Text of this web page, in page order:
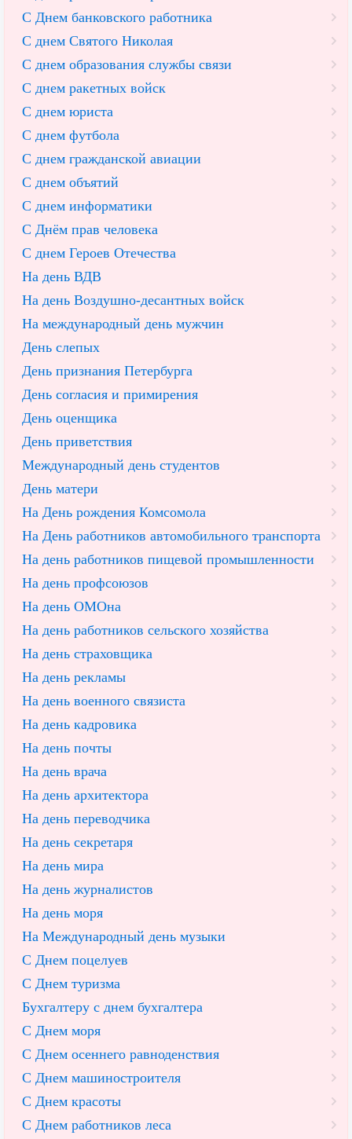
С Днем банковского работника
С днем Святого Николая
С днем образования службы связи
С днем ракетных войск
С днем юриста
С днем футбола
С днем гражданской авиации
С днем объятий
С днем информатики
С Днём прав человека
С днем Героев Отечества
На день ВДВ
На день Воздушно-десантных войск
На международный день мужчин
День слепых
День признания Петербурга
День согласия и примирения
День оценщика
День приветствия
Международный день студентов
День матери
На День рождения Комсомола
На День работников автомобильного транспорта
На день работников пищевой промышленности
На день профсоюзов
На день ОМОна
На день работников сельского хозяйства
На день страховщика
На день рекламы
На день военного связиста
На день кадровика
На день почты
На день врача
На день архитектора
На день переводчика
На день секретаря
На день мира
На день журналистов
На день моря
На Международный день музыки
С Днем поцелуев
С Днем туризма
Бухгалтеру с днем бухгалтера
С Днем моря
С Днем осеннего равноденствия
С Днем машиностроителя
С Днем красоты
С Днем работников леса